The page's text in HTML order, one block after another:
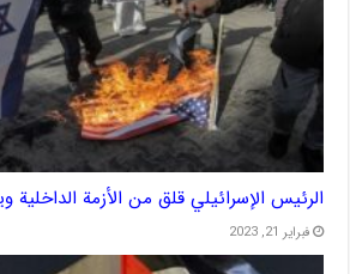
الرئيس الإسرائيلي قلق من الأزمة الداخلية
فبراير 21, 2023